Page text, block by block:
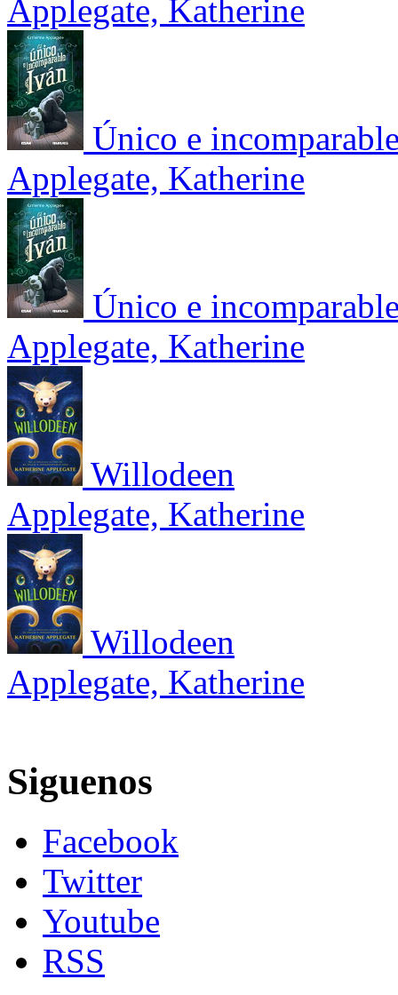
Applegate, Katherine
Único e
Applegate, Katherine
Único e
Applegate, Katherine
Willodeen
Applegate, Katherine
Willodeen
Applegate, Katherine
Siguenos
Facebook
Twitter
Youtube
RSS